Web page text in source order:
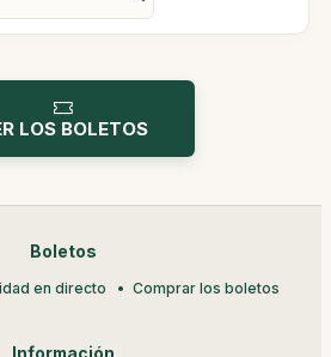
LOS BOLETOS
Boletos
en directo Comprar los boletos